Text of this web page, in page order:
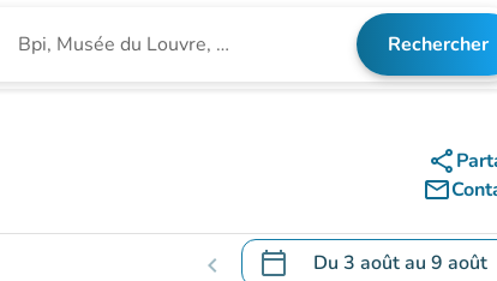
Rechercher un établissement Rechercher
share
mail_outline
chevron_left calendar_today Du 3 aoûtau 9 août
.Ouvrir le calendrier pour